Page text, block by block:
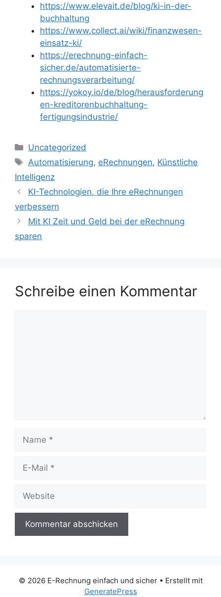
https://www.elevait.de/blog/ki-in-der-
buchhaltung
https://www.collect.ai/wiki/finanzwesen-
einsatz-ki/
https://erechnung-einfach-
sicher.de/automatisierte-
rechnungsverarbeitung/
https://yokoy.io/de/blog/herausforderung
en-kreditorenbuchhaltung-
fertigungsindustrie/
Kategorien
Uncategorized
Schlagwörter
Automatisierung, eRechnungen, Künstliche
Intelligenz
KI-Technologien, die Ihre eRechnungen
verbessern
Mit KI Zeit und Geld bei der eRechnung
sparen
Schreibe einen Kommentar
Mail
© 2026 E-Rechnung einfach und sicher• Erstellt mit
GeneratePress